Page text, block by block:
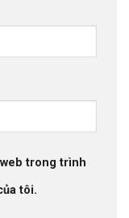
trong trình
tôi.